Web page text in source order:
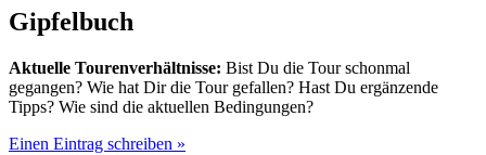
Gipfelbuch
Aktuelle Tourenverhältnisse: Bist Du die Tour schonmal
gegangen? Wie hat Dir die Tour gefallen? Hast Du ergänzende
Tipps? Wie sind die aktuellen Bedingungen?
Einen Eintrag schreiben »